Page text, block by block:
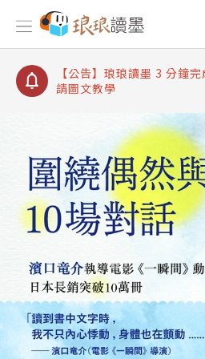
【公告】琅琅讀墨書櫃開通
【公告】琅琅讀墨 3 分鐘完
【公告】琅琅書店服務升
查詢
【公告】琅琅讀墨數位閱